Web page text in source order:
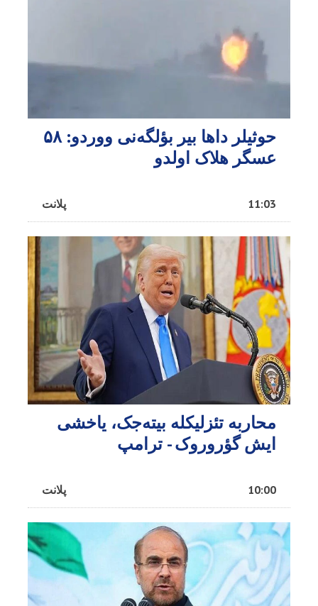
حوثیلر داها بیر بؤلگه‌نی ووردو: ۵۸
عسگر هلاک اولدو
پلانت 11:03
محاربه تئزلیکله بیته‌جک، یاخشی
ایش گؤروروک - ترامپ
پلانت 10:00